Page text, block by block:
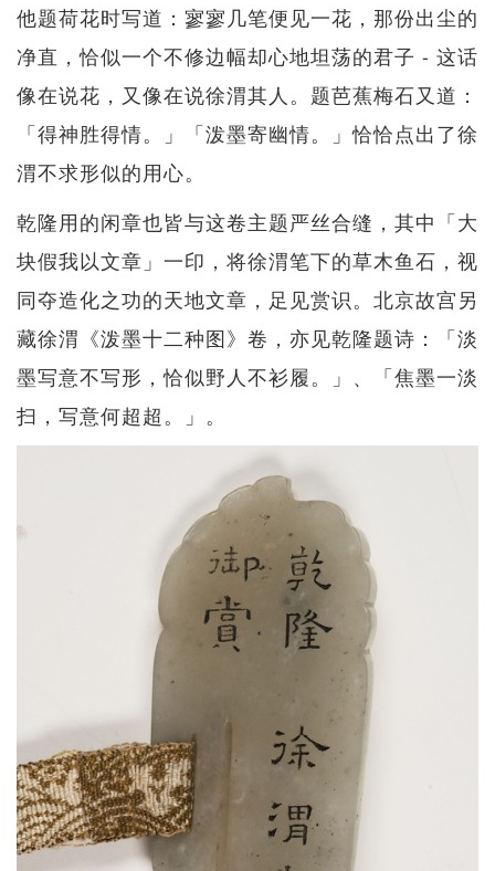
他题荷花时写道：寥寥几笔便见一花，那份出尘的
净直，恰似一个不修边幅却心地坦荡的君子 - 这话
像在说花，又像在说徐渭其人。题芭蕉梅石又道：
「得神胜得情。」「泼墨寄幽情。」恰恰点出了徐
渭不求形似的用心。
乾隆用的闲章也皆与这卷主题严丝合缝，其中「大
块假我以文章」一印，将徐渭笔下的草木鱼石，视
同夺造化之功的天地文章，足见赏识。北京故宫另
藏徐渭《泼墨十二种图》卷，亦见乾隆题诗：「淡
墨写意不写形，恰似野人不衫履。」、「焦墨一淡
扫，写意何超超。」。